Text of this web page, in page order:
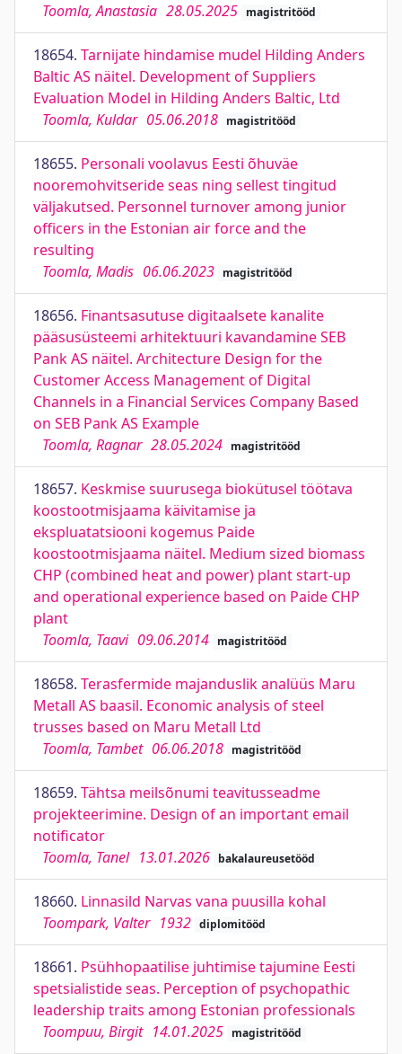
Toomla, Anastasia 28.05.2025 magistritööd
18654. Tarnijate hindamise mudel Hilding Anders
Baltic AS näitel. Development of Suppliers
Evaluation Model in Hilding Anders Baltic, Ltd
Toomla, Kuldar 05.06.2018 magistritööd
18655. Personali voolavus Eesti õhuväe
nooremohvitseride seas ning sellest tingitud
väljakutsed. Personnel turnover among junior
officers in the Estonian air force and the
resulting
Toomla, Madis 06.06.2023 magistritööd
18656. Finantsasutuse digitaalsete kanalite
pääsusüsteemi arhitektuuri kavandamine SEB
Pank AS näitel. Architecture Design for the
Customer Access Management of Digital
Channels in a Financial Services Company Based
on SEB Pank AS Example
Toomla, Ragnar 28.05.2024 magistritööd
18657. Keskmise suurusega biokütusel töötava
koostootmisjaama käivitamise ja
ekspluatatsiooni kogemus Paide
koostootmisjaama näitel. Medium sized biomass
CHP (combined heat and power) plant start-up
and operational experience based on Paide CHP
plant
Toomla, Taavi 09.06.2014 magistritööd
18658. Terasfermide majanduslik analüüs Maru
Metall AS baasil. Economic analysis of steel
trusses based on Maru Metall Ltd
Toomla, Tambet 06.06.2018 magistritööd
18659. Tähtsa meilsõnumi teavitusseadme
projekteerimine. Design of an important email
notificator
Toomla, Tanel 13.01.2026 bakalaureusetööd
18660. Linnasild Narvas vana puusilla kohal
Toompark, Valter 1932 diplomitööd
18661. Psühhopaatilise juhtimise tajumine Eesti
spetsialistide seas. Perception of psychopathic
leadership traits among Estonian professionals
Toompuu, Birgit 14.01.2025 magistritööd